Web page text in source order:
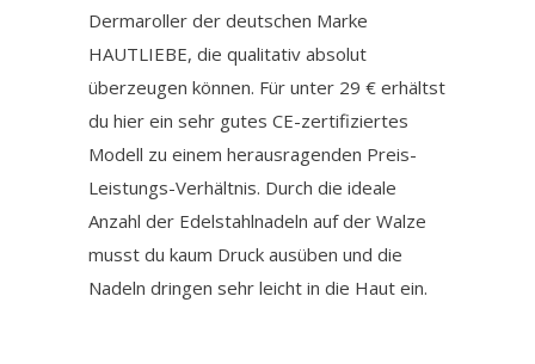
Dermaroller der deutschen Marke
HAUTLIEBE, die qualitativ absolut
überzeugen können. Für unter 29 € erhältst
du hier ein sehr gutes CE-zertifiziertes
Modell zu einem herausragenden Preis-
Leistungs-Verhältnis. Durch die ideale
Anzahl der Edelstahlnadeln auf der Walze
musst du kaum Druck ausüben und die
Nadeln dringen sehr leicht in die Haut ein.